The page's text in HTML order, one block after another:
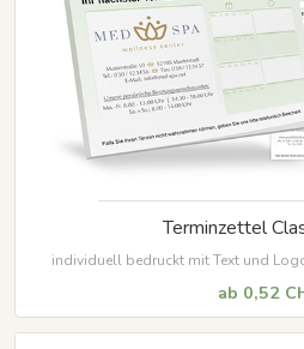
Terminzettel
individuell bedruckt mit Text und
ab 0,52